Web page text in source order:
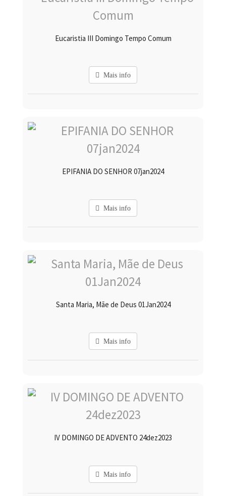
Eucaristia III Domingo Tempo Comum
Mais info
EPIFANIA DO SENHOR 07jan2024
Mais info
Santa Maria, Mãe de Deus 01Jan2024
Mais info
IV DOMINGO DE ADVENTO 24dez2023
Mais info